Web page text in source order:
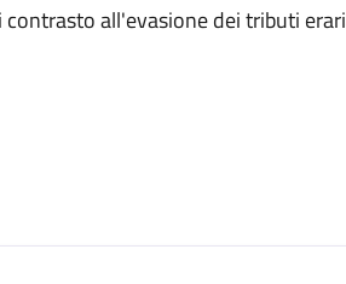
all'evasione dei tributi